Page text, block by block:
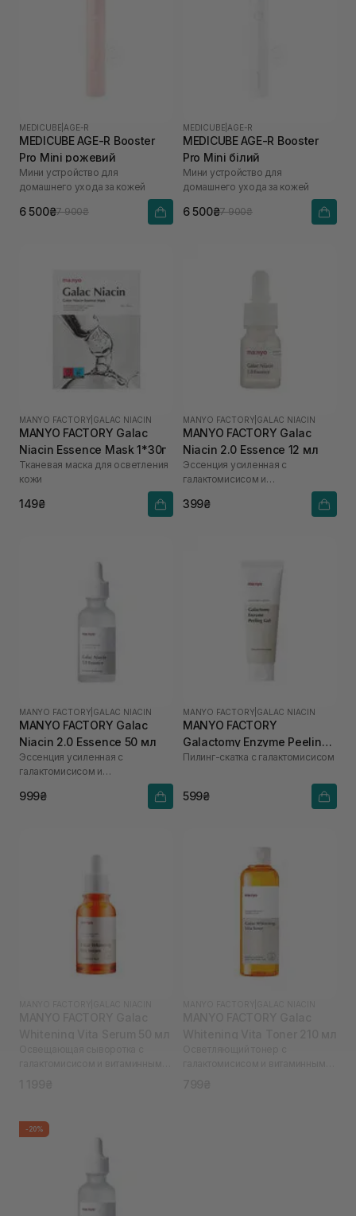
MEDICUBE AGE-R
MEDICUBE AGE-R Booster
Pro Mini рожевий
Мини устройство для
домашнего ухода за кожей
6 500₴7 900₴
MEDICUBE AGE-R
MEDICUBE AGE-R Booster
Pro Mini білий
Мини устройство для
домашнего ухода за кожей
6 500₴7 900₴
MANYO FACTORY GALAC NIACIN
MANYO FACTORY Galac
Niacin Essence Mask 1*30г
Тканевая маска для осветления
кожи
149₴
MANYO FACTORY GALAC NIACIN
MANYO FACTORY Galac
Niacin 2.0 Essence 12 мл
Эссенция усиленная с
галактомисисом и
399₴
MANYO FACTORY GALAC NIACIN
MANYO FACTORY Galac
Niacin 2.0 Essence 50 мл
Эссенция усиленная с
галактомисисом и
999₴
MANYO FACTORY GALAC NIACIN
MANYO FACTORY
Galactomy Enzyme Peeling
Gel 75 мл
Пилинг-скатка с галактомисисом
599₴
-20%